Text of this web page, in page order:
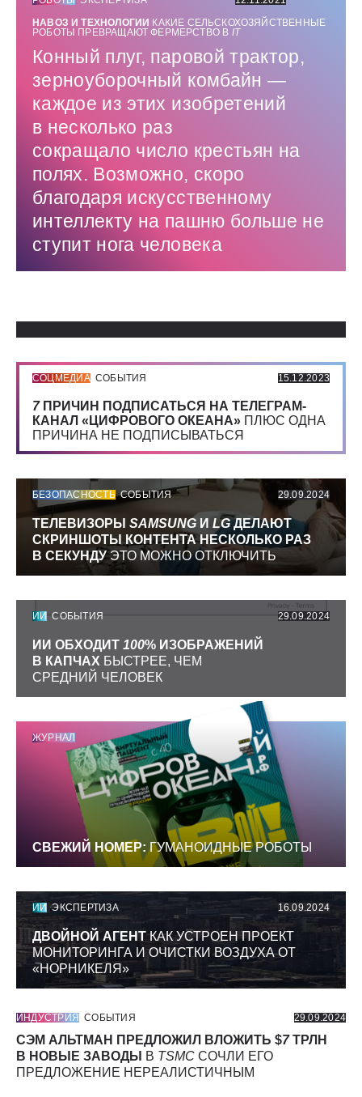
НАВОЗ И ТЕХНОЛОГИИ КАКИЕ СЕЛЬСКОХОЗЯЙСТВЕННЫЕ
РОБОТЫ ПРЕВРАЩАЮТ ФЕРМЕРСТВО В IT
Конный плуг, паровой трактор,
зерноуборочный комбайн — ​
каждое из этих изобретений
в несколько раз
сокращало число крестьян на
полях. Возможно, скоро
благодаря искусственному
интеллекту на пашню больше не
ступит нога человека
СОЦМЕДИА СОБЫТИЯ 15.12.2023
7 ПРИЧИН ПОДПИСАТЬСЯ НА ТЕЛЕГРАМ-
КАНАЛ «ЦИФРОВОГО ОКЕАНА» ПЛЮС ОДНА
ПРИЧИНА НЕ ПОДПИСЫВАТЬСЯ
БЕЗОПАСНОСТЬ СОБЫТИЯ 29.09.2024
ТЕЛЕВИЗОРЫ SAMSUNG И LGДЕЛАЮТ
СКРИНШОТЫ КОНТЕНТА НЕСКОЛЬКО РАЗ
В СЕКУНДУЭТО МОЖНО ОТКЛЮЧИТЬ
ИИ СОБЫТИЯ 29.09.2024
ИИ ОБХОДИТ 100% ИЗОБРАЖЕНИЙ
В КАПЧАХ БЫСТРЕЕ, ЧЕМ
СРЕДНИЙ ЧЕЛОВЕК
ЖУРНАЛ
СВЕЖИЙ НОМЕР: ГУМАНОИДНЫЕ РОБОТЫ
ИИ ЭКСПЕРТИЗА 16.09.2024
ДВОЙНОЙ АГЕНТКАК УСТРОЕН ПРОЕКТ
МОНИТОРИНГА И ОЧИСТКИ ВОЗДУХА ОТ
«НОРНИКЕЛЯ»
ИНДУСТРИЯ СОБЫТИЯ 29.09.2024
СЭМ АЛЬТМАН ПРЕДЛОЖИЛ ВЛОЖИТЬ $7ТРЛН
В НОВЫЕ ЗАВОДЫ
В TSMC СОЧЛИ ЕГО
ПРЕДЛОЖЕНИЕ НЕРЕАЛИСТИЧНЫМ